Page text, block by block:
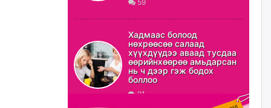
ХЗДХ-ын сайд С.Амарсайхан:
Авлигаар авсан хөрөнгийг
хурааж, нийгмийн сайн
сайхны хөгжилд зориулах
бөгөөд үүнийг хэд хэдэн эрх
бүхий байгууллагаас санал авна
өчигдѳр
59
Хадмаас болоод
нөхрөөсөө салаад
хүүхдүүдээ аваад тусдаа
өөрийнхөөрөө амьдарсан
нь ч дээр гэж бодох
боллоо
91